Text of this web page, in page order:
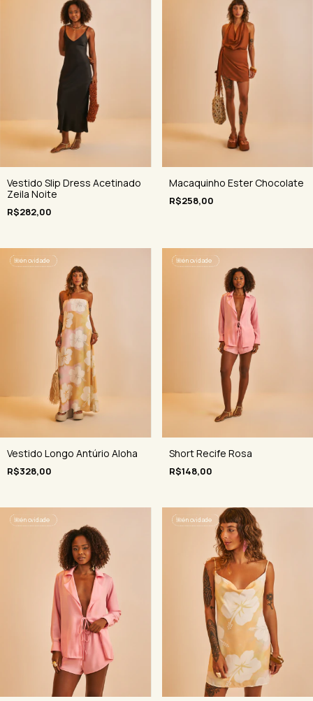
Vestido Slip Dress Acetinado
Zeila Noite
R$282,00
Macaquinho Ester Chocolate
R$258,00
🌺é novidade
Vestido Longo Antúrio Aloha
R$328,00
🌺é novidade
Short Recife Rosa
R$148,00
🌺é novidade 🌺é novidade